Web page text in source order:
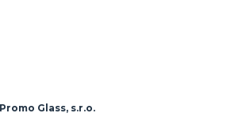
Promo Glass, s.r.o.